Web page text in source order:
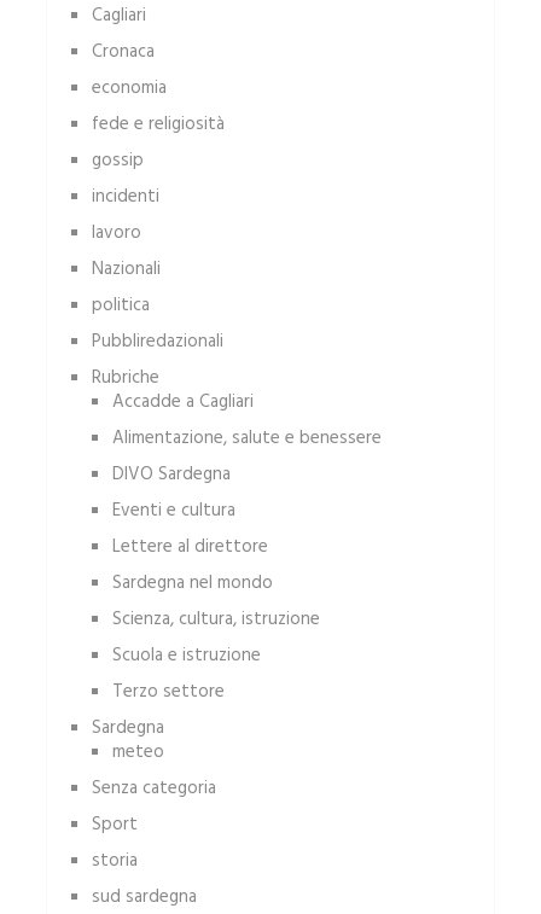
Cagliari
Cronaca
economia
fede e religiosità
gossip
incidenti
lavoro
Nazionali
politica
Pubbliredazionali
Rubriche
Accadde a Cagliari
Alimentazione, salute e benessere
DIVO Sardegna
Eventi e cultura
Lettere al direttore
Sardegna nel mondo
Scienza, cultura, istruzione
Scuola e istruzione
Terzo settore
Sardegna
meteo
Senza categoria
Sport
storia
sud sardegna